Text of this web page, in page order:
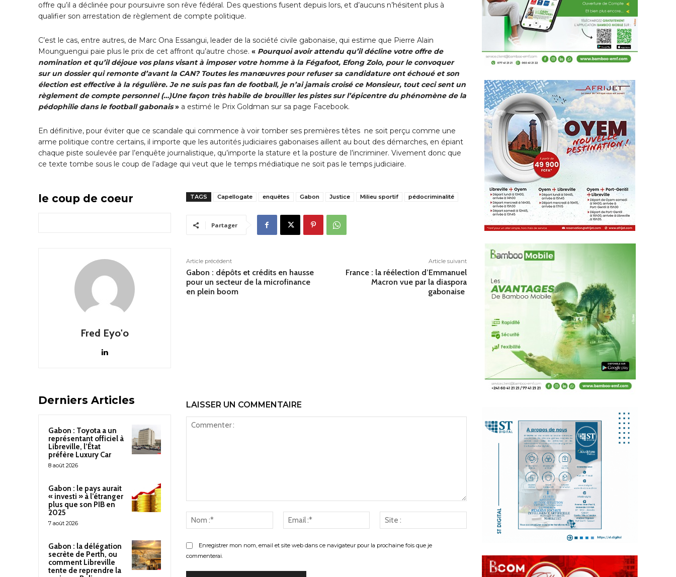
offre qu’il a déclinée pour poursuivre son rêve fédéral. Des questions fusent depuis lors, et d’aucuns n’hésitent plus à
qualifier son arrestation de règlement de compte politique.
C’est le cas, entre autres, de Marc Ona Essangui, leader de la société civile gabonaise, qui estime que Pierre Alain
Mounguengui paie plus le prix de cet affront qu’autre chose. « Pourquoi avoir attendu qu’il décline votre offre de
nomination et qu’il déjoue vos plans visant à imposer votre homme à la Fégafoot, Efong Zolo, pour le convoquer
sur un dossier qui remonte d’avant la CAN? Toutes les manœuvres pour refuser sa candidature ont échoué et son
élection est effective à la régulière. Je ne suis pas fan de football, je n’ai jamais croisé ce Monsieur, tout ceci sent un
règlement de compte personnel (…)Une façon très habile de brouiller les pistes sur l’épicentre du phénomène de la
pédophilie dans le football gabonais» a estimé le Prix Goldman sur sa page Facebook.
En définitive, pour éviter que ce scandale qui commence à voir tomber ses premières têtes ne soit perçu comme une
arme politique contre certains, il importe que les autorités judiciaires gabonaises aillent au bout des démarches, en épiant
chaque piste soulevée par l’enquête journalistique, qu’importe la stature et la posture de l’incriminer. Vivement donc que
ce texte tombe sous le coup de l’adage qui veut que le temps médiatique ne soit pas le temps judiciaire.
le coup de coeur
Fred Eyo'o
TAGS Capellogate enquêtes Gabon Justice Milieu sportif pédocriminalité
Partager
Article précédent
Gabon : dépôts et crédits en hausse
pour un secteur de la microfinance
en plein boom
Article suivant
France : la réélection d’Emmanuel
Macron vue par la diaspora
gabonaise
Derniers Articles
Gabon : Toyota a un
représentant officiel à
Libreville, l’État
préfère Luxury Car
8 août 2026
Gabon : le pays aurait
« investi » à l’étranger
plus que son PIB en
2025
7 août 2026
Gabon : la délégation
secrète de Perth, ou
comment Libreville
tente de reprendre la
LAISSER UN COMMENTAIRE
:*
Email
:*
:
Enregistrer mon nom, email et site web dans ce navigateur pour la prochaine fois que je
commenterai.